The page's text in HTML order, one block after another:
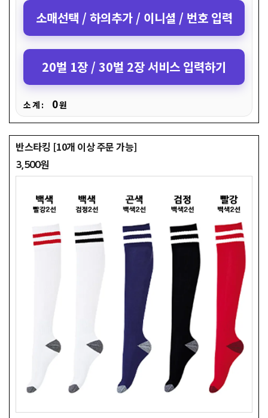
소매선택 / 하의추가 / 이니셜 / 번호 입력
20벌 1장 / 30벌 2장 서비스 입력하기
소 계 : 0원
반스타킹 [10개 이상 주문 가능]
3,500원